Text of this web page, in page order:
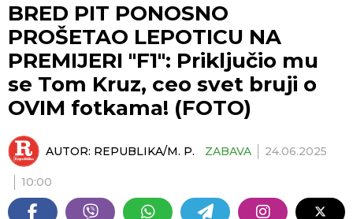
BRED PIT PONOSNO
PROŠETAO LEPOTICU NA
PREMIJERI "F1": Priključio mu
se Tom Kruz, ceo svet bruji o
OVIM fotkama! (FOTO)
AUTOR: REPUBLIKA/M. P. ZABAVA 24.06.2025
10:00